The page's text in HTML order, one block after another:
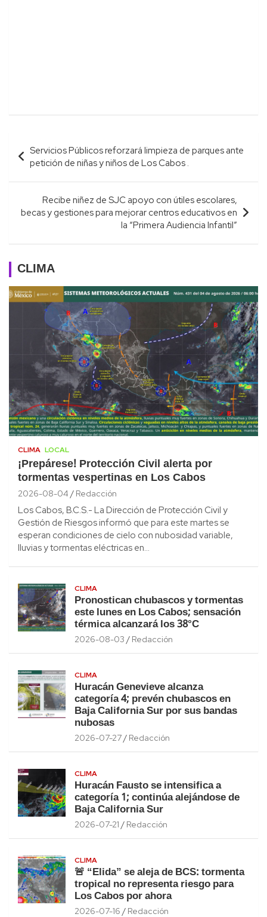
Navegación
de
entradas
Servicios Públicos reforzará limpieza de parques ante
petición de niñas y niños de Los Cabos .
Recibe niñez de SJC apoyo con útiles escolares,
becas y gestiones para mejorar centros educativos en
la “Primera Audiencia Infantil”
CLIMA
CLIMA LOCAL
¡Prepárese! Protección Civil alerta por
tormentas vespertinas en Los Cabos
2026-08-04 Redacción
Los Cabos, B.C.S.- La Dirección de Protección Civil y
Gestión de Riesgos informó que para este martes se
esperan condiciones de cielo con nubosidad variable,
lluvias y tormentas eléctricas en…
CLIMA
Pronostican chubascos y tormentas
este lunes en Los Cabos; sensación
térmica alcanzará los 38°C
2026-08-03 Redacción
CLIMA
Huracán Genevieve alcanza
categoría 4; prevén chubascos en
Baja California Sur por sus bandas
nubosas
2026-07-27 Redacción
CLIMA
Huracán Fausto se intensifica a
categoría 1; continúa alejándose de
Baja California Sur
2026-07-21 Redacción
CLIMA
🚨 “Elida” se aleja de BCS: tormenta
tropical no representa riesgo para
Los Cabos por ahora
2026-07-16 Redacción